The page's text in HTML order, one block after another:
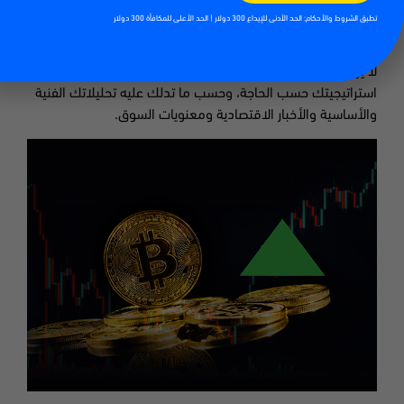
لا يرتفع السوق على الفور، لذا استعد لنتائج متفاوتة وقم بتعديل
استراتيجيتك حسب الحاجة، وحسب ما تدلك عليه تحليلاتك الفنية
والأساسية والأخبار الاقتصادية ومعنويات السوق.
تطبق الشروط والأحكام: الحد الأدنى للإيداع 300 دولار | الحد الأعلى للمكافأة 300 دولار